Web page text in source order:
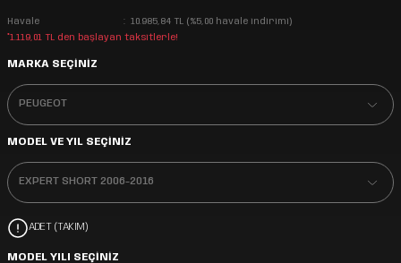
Havale
10.985,84 TL (%5,00 havale indirimi)
*1.119,01 TL den başlayan taksitlerle!
MARKA SEÇİNİZ
MODEL VE YIL SEÇİNİZ
ADET (TAKIM)
MODEL YILI SEÇİNİZ